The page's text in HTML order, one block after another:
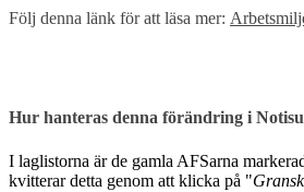
Följ denna länk för att läsa mer:
Hur hanteras denna förändring i
I laglistorna är de gamla AFSarna
kvitterar detta genom att klicka på "